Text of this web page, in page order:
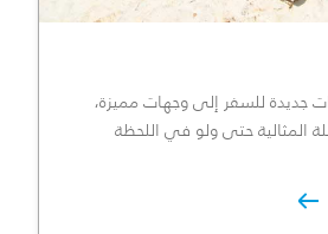
جديدة للسفر إلى وجهات مميزة،
المثالية حتى ولو في اللحظة